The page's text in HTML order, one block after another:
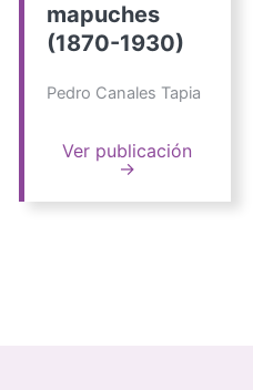
mapuches
(1870-1930)
Pedro Canales Tapia
Ver publicación
→